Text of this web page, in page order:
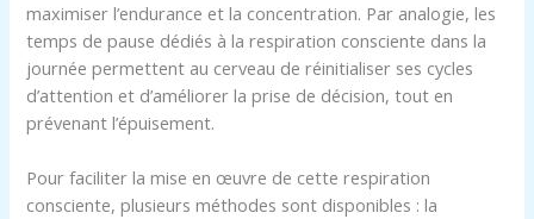
maximiser l’endurance et la concentration. Par analogie, les
temps de pause dédiés à la respiration consciente dans la
journée permettent au cerveau de réinitialiser ses cycles
d’attention et d’améliorer la prise de décision, tout en
prévenant l’épuisement.
Pour faciliter la mise en œuvre de cette respiration
consciente, plusieurs méthodes sont disponibles : la